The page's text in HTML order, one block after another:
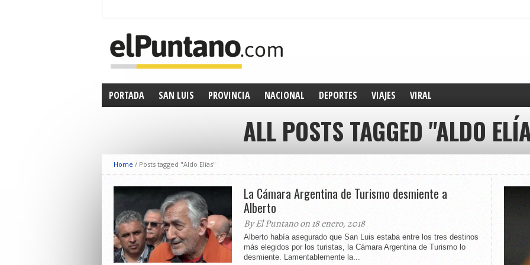
PORTADA SAN LUIS PROVINCIA NACIONAL DEPORTES VIAJES VIRAL
ALL POSTS TAGGED "ALDO
Home / Posts tagged "Aldo Elías"
La Cámara Argentina de Turismo desmiente a
Alberto
By El Puntano on 18 enero, 2018
Alberto había asegurado que San Luis estaba entre los tres destinos
más elegidos por los turistas, la Cámara Argentina de Turismo lo
desmiente. Lamentablemente la...